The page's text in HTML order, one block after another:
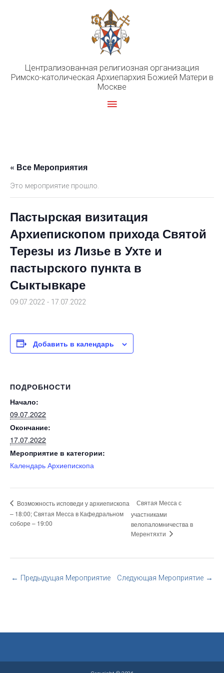
Централизованная религиозная организация
Римско-католическая Архиепархия Божией Матери в
Москве
Главное
« Все Мероприятия
Это мероприятие прошло.
Пастырская визитация
Архиепископом прихода Святой
Терезы из Лизье в Ухте и
пастырского пункта в
Сыктывкаре
09.07.2022 - 17.07.2022
Добавить в календарь
ПОДРОБНОСТИ
Начало:
09.07.2022
Окончание:
17.07.2022
Мероприятие в категории:
Календарь Архиепископа
Возможность исповеди у архиепископа
– 18:00; Святая Месса в Кафедральном
соборе – 19:00
Святая Месса с
участниками
велопаломничества в
Мерентяхти
← Предыдущая Мероприятие Следующая Мероприятие →